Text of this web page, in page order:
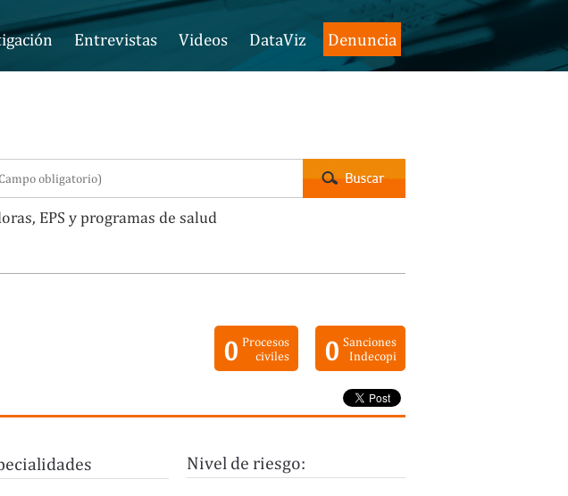
Entrevistas Videos DataViz Denuncia
EPS y programas de salud
0 Procesos
civiles
0 Sanciones
Indecopi
Nivel de riesgo: